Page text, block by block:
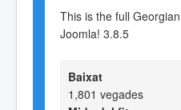
This is the full
Joomla! 3.8.5
Baixat
1,801 vegades